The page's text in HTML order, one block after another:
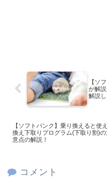
【ソ
が解
解説し
【ソフトバンク】乗り換えると使
換え下取りプログラム(下取り割)
意点の解説！
コメント